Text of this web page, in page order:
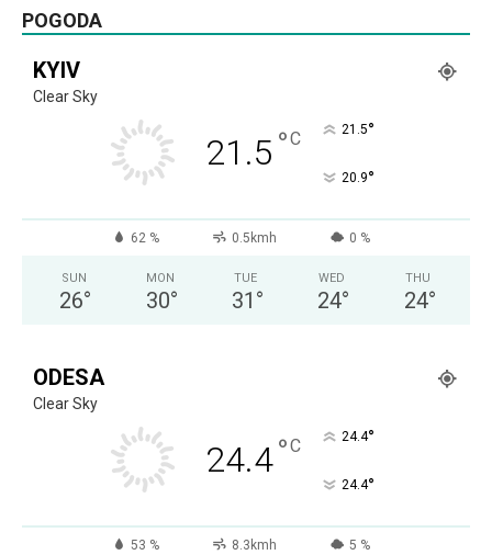
POGODA
KYIV
Clear Sky
21.5 °C 21.5°
20.9°
62 % 0.5kmh 0 %
SUN
26°
MON
30°
TUE
31 °
WED
24°
THU
24°
ODESA
Clear Sky
24.4°C 24.4°
24.4°
53 % 8.3kmh 5 %